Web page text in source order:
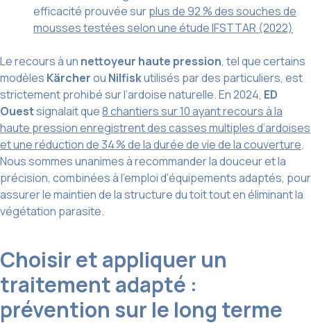
efficacité prouvée surplus de 92 % des souches de
mousses testées selon une étude IFSTTAR (2022)
Le recours à un nettoyeur haute pression, tel que certains
modèles Kärcherou Nilfiskutilisés par des particuliers, est
strictement prohibé sur l’ardoise naturelle. En 2024, ED
Ouestsignalait que8 chantiers sur 10 ayant recours à la
haute pression enregistrent des casses multiples d’ardoises
et une réduction de 34 % de la durée de vie de la couverture.
Nous sommes unanimes à recommander la douceur et la
précision, combinées à l’emploi d’équipements adaptés, pour
assurer le maintien de la structure du toit tout en éliminant la
végétation parasite.
Choisir et appliquer un
traitement adapté :
prévention sur le long terme